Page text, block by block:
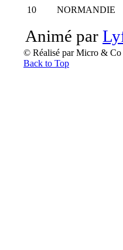
10 NORMANDIE
Animé par
© Réalisé par Micro & Co
Back to Top